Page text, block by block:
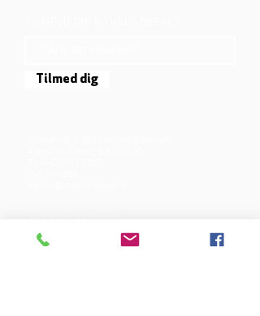
Tilmed dig
Betingelser og vilkår